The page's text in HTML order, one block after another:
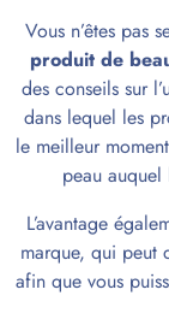
Vous n’êtes pas
produit de
des conseils sur
dans lequel les
le meilleur
peau
L’avantage
marque, qui peut
afin que vous